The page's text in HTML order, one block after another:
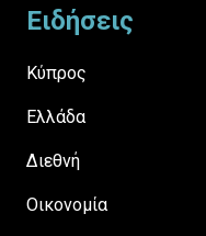
Ειδήσεις
Κύπρος
Ελλάδα
Διεθνή
Οικονομία